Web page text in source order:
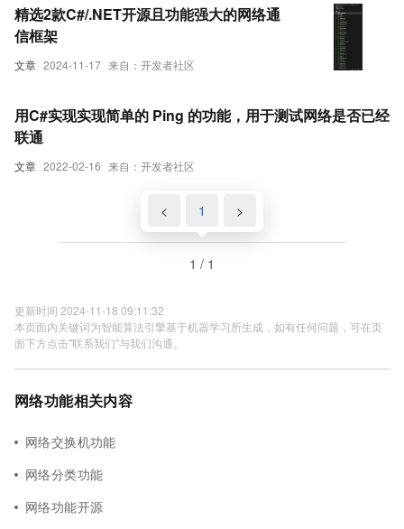
文章 2024-11-17 来自：开发者社区
精选2款C#/.NET开源且功能强大的网络通
信框架
文章 2022-02-16 来自：开发者社区
用C#实现实现简单的 Ping 的功能，用于测试网络是否已经
联通
< 1 >
1 / 1
更新时间 2024-11-18 09:11:32
本页面内关键词为智能算法引擎基于机器学习所生成，如有任何问题，可在页
面下方点击"联系我们"与我们沟通。
网络功能相关内容
网络交换机功能
网络分类功能
网络功能开源